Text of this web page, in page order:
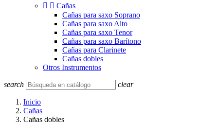
  Cañas
Cañas para saxo Soprano
Cañas para saxo Alto
Cañas para saxo Tenor
Cañas para saxo Barítono
Cañas para Clarinete
Cañas dobles
Otros Instrumentos
search clear
Inicio
Cañas
Cañas dobles